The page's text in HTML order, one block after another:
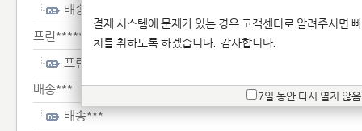
배송***
프린****************
프린****************
배송***
배송***
결제 시스템에 문제가 있는 경우 고객센터로 알려주시면
치를 취하도록 하겠습니다. 감사합니다.
7일 동안 다시 열지 않음